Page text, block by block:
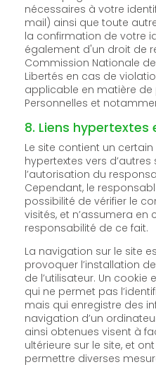
nécessaires à votre identification (nom, prénom, e-
mail) ainsi que toute
la confirmation de votre identité. Vous disposez
également d'un droit de
Commission Nationale
Libertés en cas de
applicable en matière
Personnelles et
8. Liens hypertextes
Le site contient un
hypertextes vers
l’autorisation du
Cependant, le
possibilité de vérifier le contenu des sites ainsi
visités, et n’assumera
responsabilité de ce fait.
La navigation sur le site
provoquer l’installation de
de l’utilisateur. Un cookie
qui ne permet pas l’identification
mais qui enregistre des
navigation d’un ordinateur sur
ainsi obtenues visent à
ultérieure sur le site, et
permettre diverses